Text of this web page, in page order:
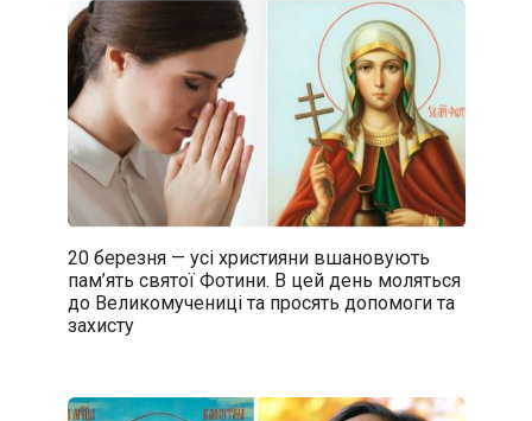
20 березня — усі християни вшановують
пам’ять святої Фотини. В цей день моляться
до Великомучениці та просять допомоги та
захисту